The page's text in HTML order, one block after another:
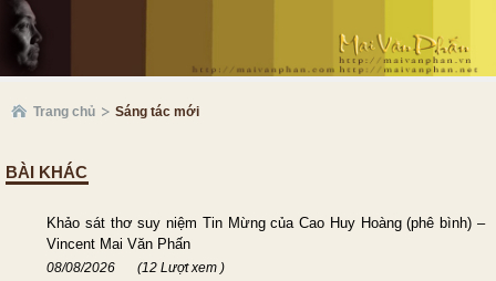
Trang chủ Sáng tác mới
BÀI KHÁC
Khảo sát thơ suy niệm Tin Mừng của Cao Huy Hoàng (phê bình) –
Vincent Mai Văn Phấn
08/08/2026 (12 Lượt xem )